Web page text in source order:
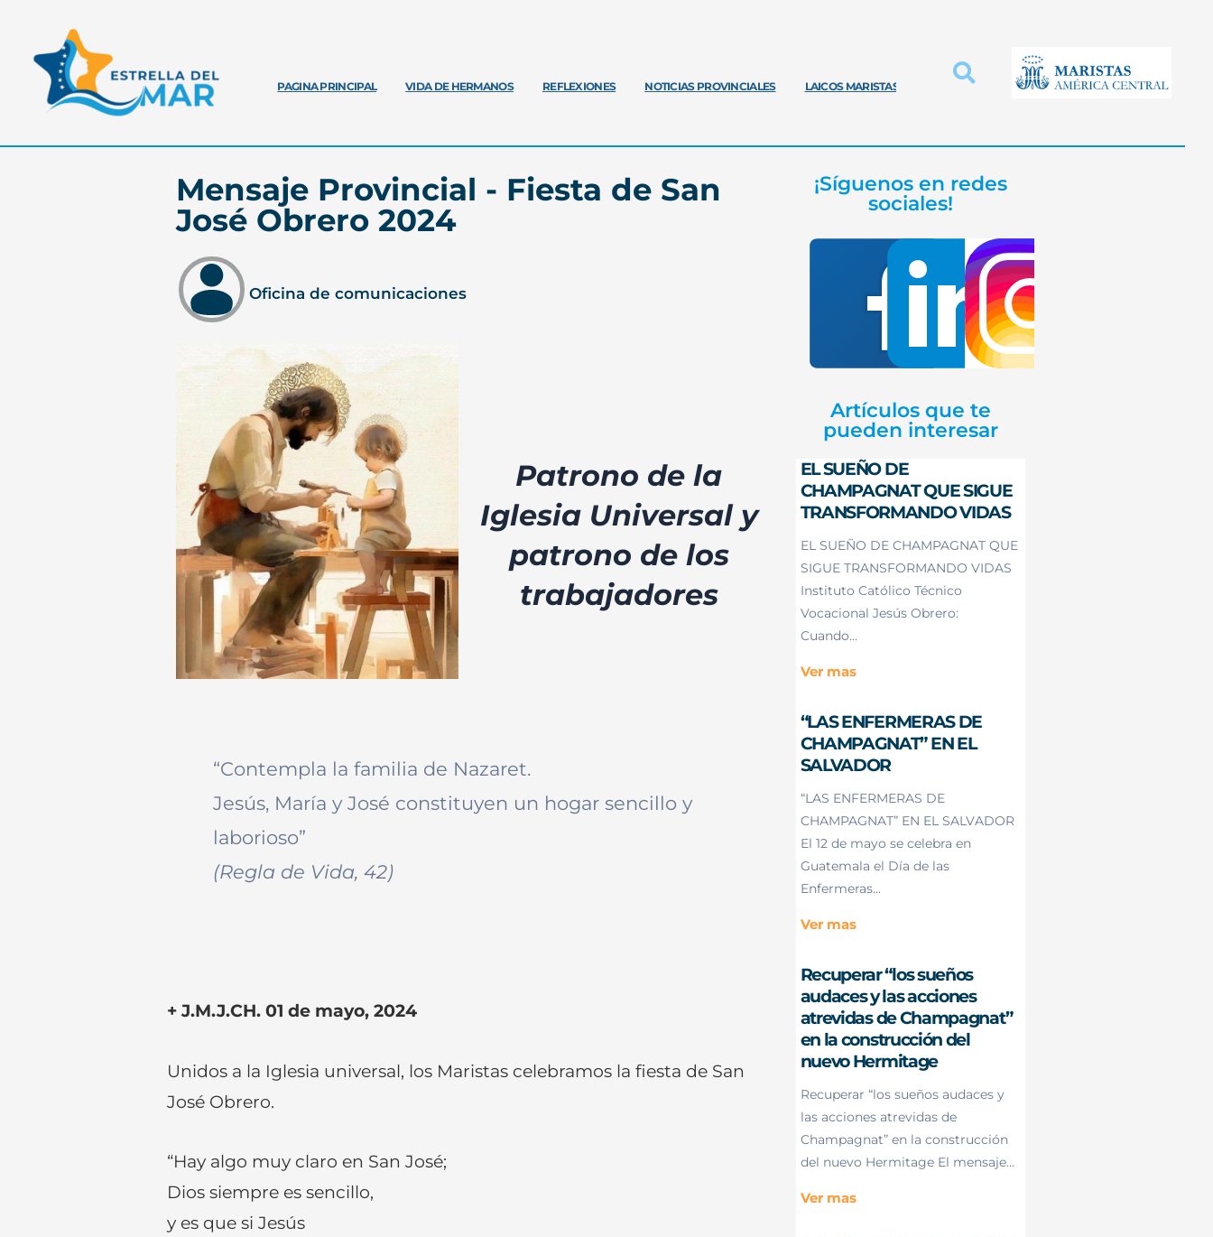
PAGINA PRINCIPAL VIDA DE HERMANOS REFLEXIONES NOTICIAS PROVINCIALES LAICOS MARISTAS INNOVACIÓN PROVINCIAL EDUCACIÓN MARISTA
Mensaje Provincial - Fiesta de San
José Obrero 2024
Oficina de comunicaciones
Patrono de la
Iglesia Universal y
patrono de los
trabajadores
“Contempla la familia de Nazaret.
Jesús, María y José constituyen un hogar sencillo y
laborioso”
(Regla de Vida, 42)
+ J.M.J.CH. 01 de mayo, 2024
Unidos a la Iglesia universal, los Maristas celebramos la fiesta de San
José Obrero.
“Hay algo muy claro en San José;
Dios siempre es sencillo,
y es que si Jesús
¡Síguenos en redes
sociales!
Artículos que te
pueden interesar
EL SUEÑO DE
CHAMPAGNAT QUE SIGUE
TRANSFORMANDO VIDAS
EL SUEÑO DE CHAMPAGNAT QUE
SIGUE TRANSFORMANDO VIDAS
Instituto Católico Técnico
Vocacional Jesús Obrero:
Cuando...
Ver mas
“LAS ENFERMERAS DE
CHAMPAGNAT” EN EL
SALVADOR
“LAS ENFERMERAS DE
CHAMPAGNAT” EN EL SALVADOR
El 12 de mayo se celebra en
Guatemala el Día de las
Enfermeras...
Ver mas
Recuperar “los sueños
audaces y las acciones
atrevidas de Champagnat”
en la construcción del
nuevo Hermitage
Recuperar “los sueños audaces y
las acciones atrevidas de
Champagnat” en la construcción
del nuevo Hermitage El mensaje...
Ver mas